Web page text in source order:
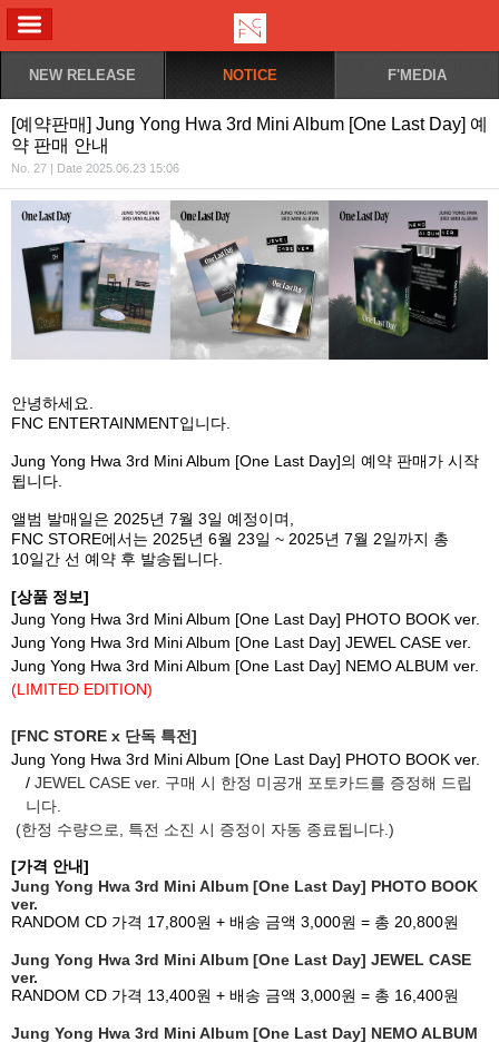
NEW RELEASE NOTICE F'MEDIA
[예약판매] Jung Yong Hwa 3rd Mini Album [One Last Day] 예
약 판매 안내
No. 27 | Date 2025.06.23 15:06
안녕하세요
FNC ENTERTAINMENT입니다
Jung Yong Hwa 3rd Mini Album [One Last Day]의 예약 판매가 시작
됩니다
앨범 발매일은 2025년 7월 3일 예정이며
FNC STORE에서는 2025년 6월 23일 ~ 2025년 7월 2일까지 총
10일간 선 예약 후 발송됩니다
[상품 정보]
Jung Yong Hwa 3rd Mini Album [One Last Day] PHOTO BOOK ver.
Jung Yong Hwa 3rd Mini Album [One Last Day] JEWEL CASE ver.
Jung Yong Hwa 3rd Mini Album [One Last Day] NEMO ALBUM ver.
(LIMITED EDITION)
[FNC STORE x 단독 특전]
Jung Yong Hwa 3rd Mini Album [One Last Day] PHOTO BOOK ver.
/JEWEL CASE ver. 구매 시 한정 미공개 포토카드를 증정해 드립
니다
(한정 수량으로 특전 소진 시 증정이 자동 종료됩니다 .)
[가격 안내]
Jung Yong Hwa 3rd Mini Album [One Last Day] PHOTO BOOK
ver.
RANDOM CD 가격 17,800원 + 배송 금액 3,000원 = 총 20,800원
Jung Yong Hwa 3rd Mini Album [One Last Day] JEWEL CASE
ver.
RANDOM CD 가격 13,400원 + 배송 금액 3,000원 = 총 16,400원
Jung Yong Hwa 3rd Mini Album [One Last Day] NEMO ALBUM